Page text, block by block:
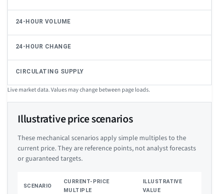
24-HOUR VOLUME
24-HOUR CHANGE
CIRCULATING SUPPLY
Live market data. Values may change between page loads.
Illustrative price scenarios
These mechanical scenarios apply simple multiples to the
current price. They are reference points, not analyst forecasts
or guaranteed targets.
SCENARIO
CURRENT-PRICE
MULTIPLE
ILLUSTRATIVE
VALUE